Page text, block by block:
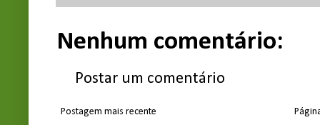
Nenhum comentário:
Postar um comentário
Postagem mais recente